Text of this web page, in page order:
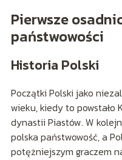
Pierwsze
państwowości
Historia Polski
Początki Polski jako
wieku, kiedy to powstało
dynastii Piastów. W
polska państwowość, a
potężniejszym graczem